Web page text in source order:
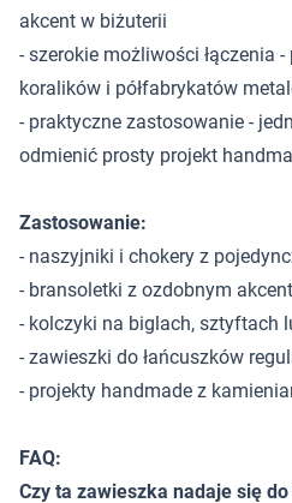
akcent w biżuterii
- szerokie możliwości łączenia -
koralików i półfabrykatów
- praktyczne zastosowanie -
odmienić prosty projekt
Zastosowanie:
- naszyjniki i chokery z
- bransoletki z ozdobnym
- kolczyki na biglach, sztyftach
- zawieszki do łańcuszków
- projekty handmade z
FAQ:
Czy ta zawieszka nadaje się